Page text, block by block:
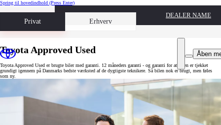
Spring til hovedindhold (Press Enter)
Privat Erhverv
Book prøvetur
DEALER NAME
Åben
Toyota Approved Used
Toyota Approved Used er brugte biler med garanti. 12 måneders garanti - og garanti for at bilen er tjekket
grundigt igennem på Danmarks bedste værksted af de dygtigste teknikere. Så bilen nok er brugt, men føles
som ny.